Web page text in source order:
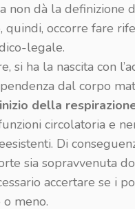
non dà la definizione di
quindi, occorre fare
legale.
si ha la nascita con
dal corpo
inizio della
circolatoria e
Di
sia sopravvenuta
accertare se i
meno.